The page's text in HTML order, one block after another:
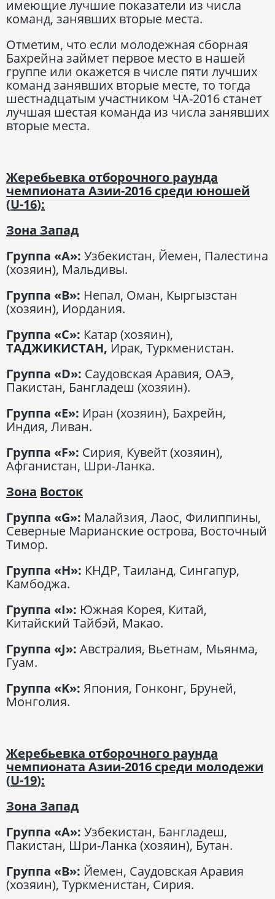
имеющие лучшие показатели из числа
команд, занявших вторые места.
Отметим, что если молодежная сборная
Бахрейна займет первое место в нашей
группе или окажется в числе пяти лучших
команд занявших вторые месте, то тогда
шестнадцатым участником ЧА-2016 станет
лучшая шестая команда из числа занявших
вторые места.
Жеребьевка отборочного раунда
чемпионата Азии-2016 среди юношей
(U-16):
Зона Запад
Группа «А»: Узбекистан, Йемен, Палестина
(хозяин), Мальдивы.
Группа «В»: Непал, Оман, Кыргызстан
(хозяин), Иордания.
Группа «C»: Катар (хозяин),
ТАДЖИКИСТАН, Ирак, Туркменистан.
Группа «D»: Саудовская Аравия, ОАЭ,
Пакистан, Бангладеш (хозяин).
Группа «E»: Иран (хозяин), Бахрейн,
Индия, Ливан.
Группа «F»: Сирия, Кувейт (хозяин),
Афганистан, Шри-Ланка.
Зона Восток
Группа «G»: Малайзия, Лаос, Филиппины,
Северные Марианские острова, Восточный
Тимор.
Группа «H»: КНДР, Таиланд, Сингапур,
Камбоджа.
Группа «I»: Южная Корея, Китай,
Китайский Тайбэй, Макао.
Группа «J»: Австралия, Вьетнам, Мьянма,
Гуам.
Группа «K»: Япония, Гонконг, Бруней,
Монголия.
Жеребьевка отборочного раунда
чемпионата Азии-2016 среди молодежи
(U-19):
Зона Запад
Группа «A»: Узбекистан, Бангладеш,
Пакистан, Шри-Ланка (хозяин), Бутан.
Группа «B»: Йемен, Саудовская Аравия
(хозяин), Туркменистан, Сирия.